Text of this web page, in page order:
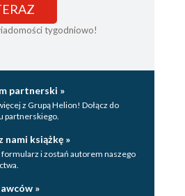
tygodniowo!
partnerski »
z Grupą Helion! Dołącz do
partnerskiego.
nami książkę »
formularz i zostań autorem naszego
»